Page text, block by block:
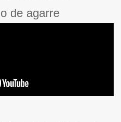
de agarre